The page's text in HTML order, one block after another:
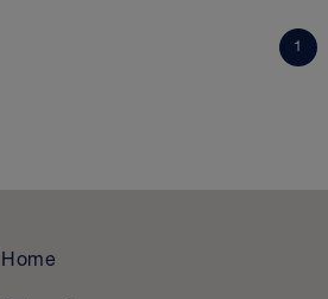
1
Home